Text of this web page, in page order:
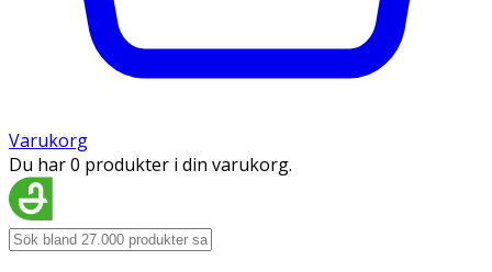
Varukorg
Du har 0 produkter i din varukorg.